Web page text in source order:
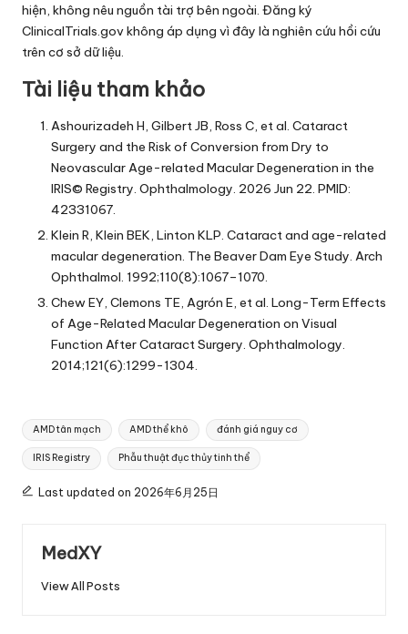
hiện, không nêu nguồn tài trợ bên ngoài. Đăng ký
ClinicalTrials.gov không áp dụng vì đây là nghiên cứu hồi cứu
trên cơ sở dữ liệu.
Tài liệu tham khảo
Ashourizadeh H, Gilbert JB, Ross C, et al. Cataract
Surgery and the Risk of Conversion from Dry to
Neovascular Age-related Macular Degeneration in the
IRIS© Registry. Ophthalmology. 2026 Jun 22. PMID:
42331067.
Klein R, Klein BEK, Linton KLP. Cataract and age-related
macular degeneration. The Beaver Dam Eye Study. Arch
Ophthalmol. 1992;110(8):1067–1070.
Chew EY, Clemons TE, Agrón E, et al. Long-Term Effects
of Age-Related Macular Degeneration on Visual
Function After Cataract Surgery. Ophthalmology.
2014;121(6):1299-1304.
Tags:
AMD tân mạch AMD thể khô đánh giá nguy cơ
IRIS Registry Phẫu thuật đục thủy tinh thể
Last updated on 2026年6月25日
MedXY
View All Posts